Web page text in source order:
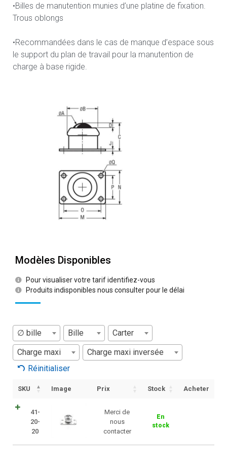
•Billes de manutention munies d’une platine de fixation.
Trous oblongs
•Recommandées dans le cas de manque d’espace sous
le support du plan de travail pour la manutention de
charge à base rigide.
Modèles Disponibles
Pour visualiser votre tarif identifiez-vous
Produits indisponibles nous consulter pour le délai
∅ bille Bille
Carter
Charge maxi
Charge maxi inversée
Réinitialiser
SKU Image Prix Stock Acheter
41-
20-
20
Merci de
nous
contacter
En
stock